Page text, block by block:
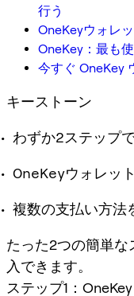
行う
OneKeyウォレ
OneKey：最も
今すぐ OneKey
キーストーン
わずか2ステップ
OneKeyウォレッ
複数の支払い方法
たった2つの簡単な
入できます。
ステップ1：